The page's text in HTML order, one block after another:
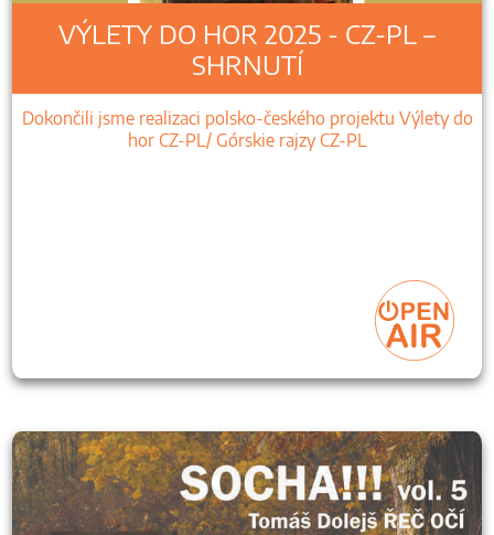
VÝLETY DO HOR 2025 - CZ-PL –
SHRNUTÍ
Dokončili jsme realizaci polsko-českého projektu Výlety do
hor CZ-PL/ Górskie rajzy CZ-PL